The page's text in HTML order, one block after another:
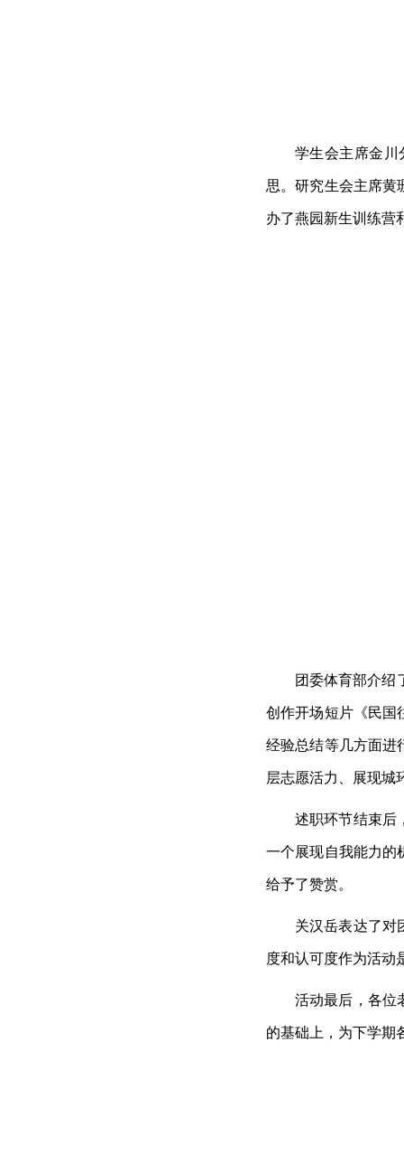
学生会主席金川
思。研究生会主席黄
办了燕园新生训练营
团委体育部介绍
创作开场短片《民国
经验总结等几方面进
层志愿活力、展现城
述职环节结束后
一个展现自我能力的
给予了赞赏。
关汉岳表达了对
度和认可度作为活动
活动最后，各位
的基础上，为下学期